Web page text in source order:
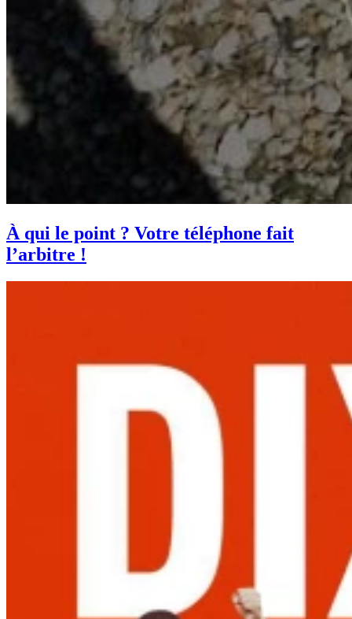
À qui le point ? Votre téléphone fait
l’arbitre !